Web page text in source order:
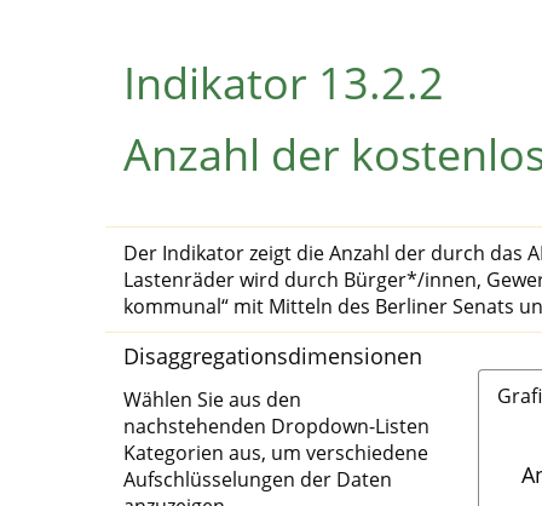
Indikator 13.2.2
Anzahl der
Der Indikator zeigt die Anzahl der durch das
Lastenräder wird durch Bürger*/innen,
kommunal“ mit Mitteln des Berliner Senats
Disaggregationsdimensionen
Wählen Sie aus den
nachstehenden Dropdown-Listen
Kategorien aus, um verschiedene
Aufschlüsselungen der Daten